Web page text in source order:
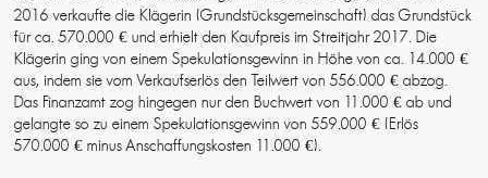
2016 verkaufte die Klägerin (Grundstücksgemeinschaft) das Grundstück
für ca. 570.000 € und erhielt den Kaufpreis im Streitjahr 2017. Die
Klägerin ging von einem Spekulationsgewinn in Höhe von ca. 14.000 €
aus, indem sie vom Verkaufserlös den Teilwert von 556.000 € abzog.
Das Finanzamt zog hingegen nur den Buchwert von 11.000 € ab und
gelangte so zu einem Spekulationsgewinn von 559.000 € (Erlös
570.000 € minus Anschaffungskosten 11.000 €).